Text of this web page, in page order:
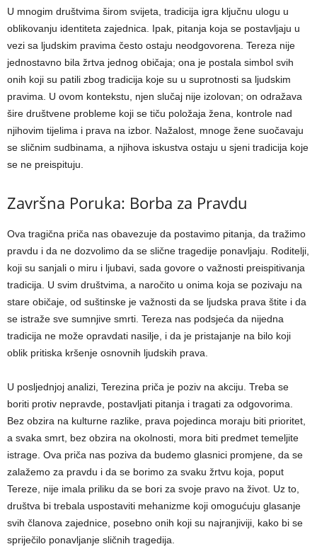
U mnogim društvima širom svijeta, tradicija igra ključnu ulogu u
oblikovanju identiteta zajednica. Ipak, pitanja koja se postavljaju u
vezi sa ljudskim pravima često ostaju neodgovorena. Tereza nije
jednostavno bila žrtva jednog običaja; ona je postala simbol svih
onih koji su patili zbog tradicija koje su u suprotnosti sa ljudskim
pravima. U ovom kontekstu, njen slučaj nije izolovan; on odražava
šire društvene probleme koji se tiču položaja žena, kontrole nad
njihovim tijelima i prava na izbor. Nažalost, mnoge žene suočavaju
se sličnim sudbinama, a njihova iskustva ostaju u sjeni tradicija koje
se ne preispituju.
Završna Poruka: Borba za Pravdu
Ova tragična priča nas obavezuje da postavimo pitanja, da tražimo
pravdu i da ne dozvolimo da se slične tragedije ponavljaju. Roditelji,
koji su sanjali o miru i ljubavi, sada govore o važnosti preispitivanja
tradicija. U svim društvima, a naročito u onima koja se pozivaju na
stare običaje, od suštinske je važnosti da se ljudska prava štite i da
se istraže sve sumnjive smrti. Tereza nas podsjeća da nijedna
tradicija ne može opravdati nasilje, i da je pristajanje na bilo koji
oblik pritiska kršenje osnovnih ljudskih prava.
U posljednjoj analizi, Terezina priča je poziv na akciju. Treba se
boriti protiv nepravde, postavljati pitanja i tragati za odgovorima.
Bez obzira na kulturne razlike, prava pojedinca moraju biti prioritet,
a svaka smrt, bez obzira na okolnosti, mora biti predmet temeljite
istrage. Ova priča nas poziva da budemo glasnici promjene, da se
zalažemo za pravdu i da se borimo za svaku žrtvu koja, poput
Tereze, nije imala priliku da se bori za svoje pravo na život. Uz to,
društva bi trebala uspostaviti mehanizme koji omogućuju glasanje
svih članova zajednice, posebno onih koji su najranjiviji, kako bi se
spriječilo ponavljanje sličnih tragedija.